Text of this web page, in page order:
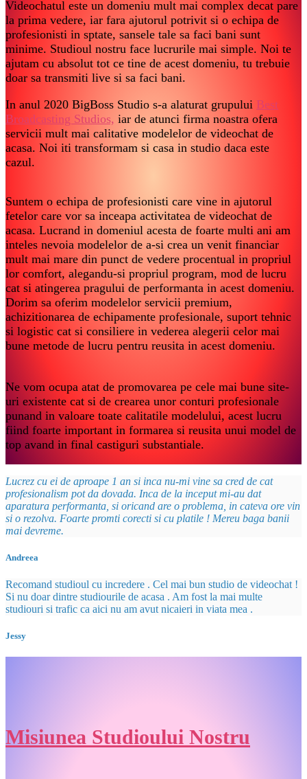
Videochatul este un domeniu mult mai complex decat pare
la prima vedere, iar fara ajutorul potrivit si o echipa de
profesionisti in sptate, sansele tale sa faci bani sunt
minime. Studioul nostru face lucrurile mai simple. Noi te
ajutam cu absolut tot ce tine de acest domeniu, tu trebuie
doar sa transmiti live si sa faci bani.
In anul 2020 BigBoss Studio s-a alaturat grupului Best
Broadcasting Studios, iar de atunci firma noastra ofera
servicii mult mai calitative modelelor de videochat de
acasa. Noi iti transformam si casa in studio daca este
cazul.
Suntem o echipa de profesionisti care vine in ajutorul
fetelor care vor sa inceapa activitatea de videochat de
acasa. Lucrand in domeniul acesta de foarte multi ani am
inteles nevoia modelelor de a-si crea un venit financiar
mult mai mare din punct de vedere procentual in propriul
lor comfort, alegandu-si propriul program, mod de lucru
cat si atingerea pragului de performanta in acest domeniu.
Dorim sa oferim modelelor servicii premium,
achizitionarea de echipamente profesionale, suport tehnic
si logistic cat si consiliere in vederea alegerii celor mai
bune metode de lucru pentru reusita in acest domeniu.
Ne vom ocupa atat de promovarea pe cele mai bune site-
uri existente cat si de crearea unor conturi profesionale
punand in valoare toate calitatile modelului, acest lucru
fiind foarte important in formarea si reusita unui model de
top avand in final castiguri substantiale.
Lucrez cu ei de aproape 1 an si inca nu-mi vine sa cred de cat
profesionalism pot da dovada. Inca de la inceput mi-au dat
aparatura performanta, si oricand are o problema, in cateva ore vin
si o rezolva. Foarte promti corecti si cu platile ! Mereu baga banii
mai devreme.
Andreea
Recomand studioul cu incredere . Cel mai bun studio de videochat !
Si nu doar dintre studiourile de acasa . Am fost la mai multe
studiouri si trafic ca aici nu am avut nicaieri in viata mea .
Jessy
Misiunea Studioului Nostru